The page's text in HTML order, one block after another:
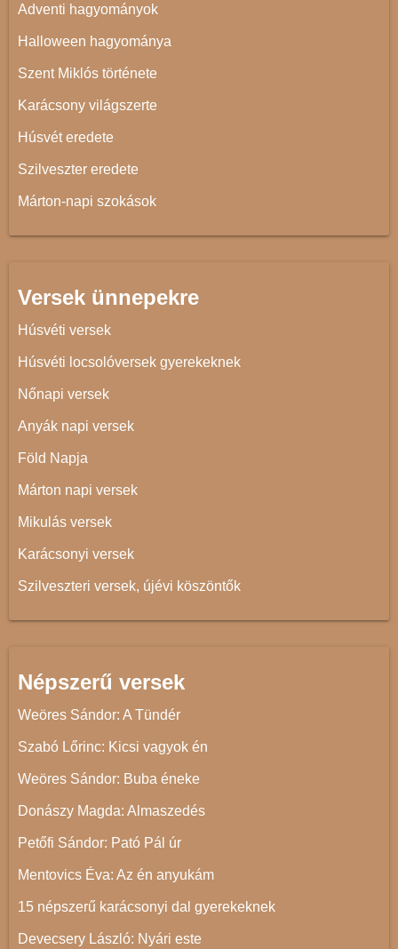
Adventi hagyományok
Halloween hagyománya
Szent Miklós története
Karácsony világszerte
Húsvét eredete
Szilveszter eredete
Márton-napi szokások
Versek ünnepekre
Húsvéti versek
Húsvéti locsolóversek gyerekeknek
Nőnapi versek
Anyák napi versek
Föld Napja
Márton napi versek
Mikulás versek
Karácsonyi versek
Szilveszteri versek, újévi köszöntők
Népszerű versek
Weöres Sándor: A Tündér
Szabó Lőrinc: Kicsi vagyok én
Weöres Sándor: Buba éneke
Donászy Magda: Almaszedés
Petőfi Sándor: Pató Pál úr
Mentovics Éva: Az én anyukám
15 népszerű karácsonyi dal gyerekeknek
Devecsery László: Nyári este